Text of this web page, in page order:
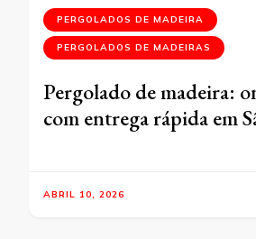
PERGOLADOS DE MADEIRA
PERGOLADOS DE MADEIRAS
Pergolado de madeira:
com entrega rápida em
ABRIL 10, 2026